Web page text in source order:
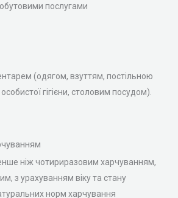
послугами
(одягом, взуттям, постільною
гігієни, столовим посудом).
ніж чотириразовим харчуванням,
з урахуванням віку та стану
норм харчування